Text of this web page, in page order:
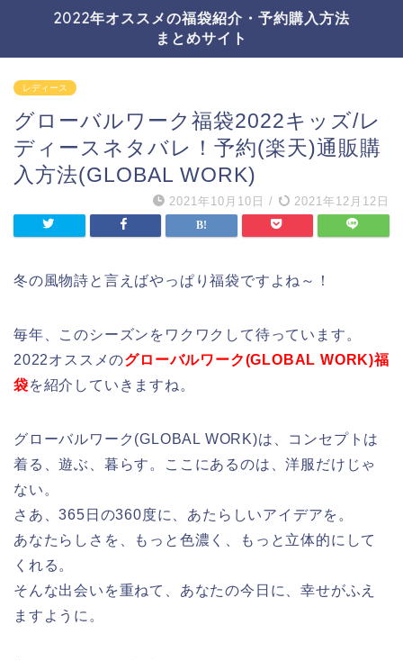
2022年オススメの福袋紹介・予約購入方法
まとめサイト
レディース
グローバルワーク福袋2022キッズ/レ
ディースネタバレ！予約(楽天)通販購
入方法(GLOBAL WORK)
2021年10月10日 / 2021年12月12日
冬の風物詩と言えばやっぱり福袋ですよね～！
毎年、このシーズンをワクワクして待っています。
2022オススメのグローバルワーク(GLOBAL WORK)福
袋を紹介していきますね。
グローバルワーク(GLOBAL WORK)は、コンセプトは
着る、遊ぶ、暮らす。ここにあるのは、洋服だけじゃ
ない。
さあ、365日の360度に、あたらしいアイデアを。
あなたらしさを、もっと色濃く、もっと立体的にして
くれる。
そんな出会いを重ねて、あなたの今日に、幸せがふえ
ますように。